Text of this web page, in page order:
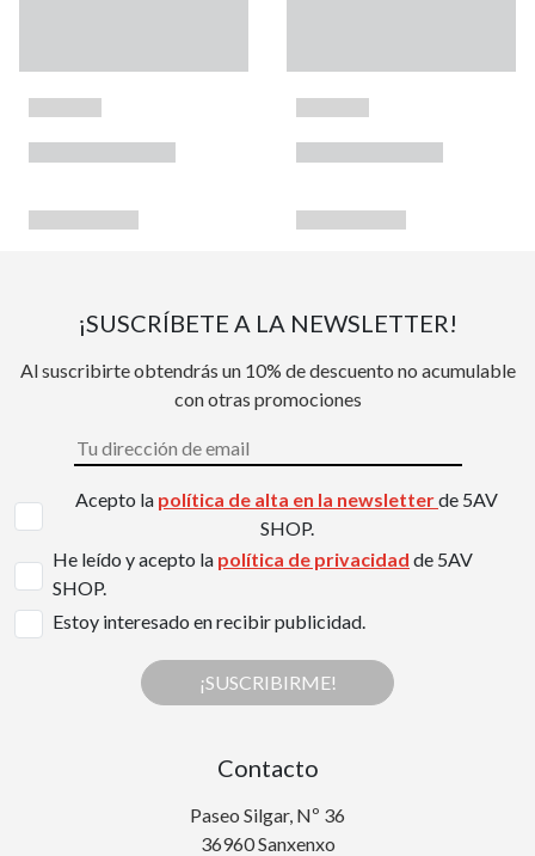
¡SUSCRÍBETE A LA NEWSLETTER!
Al suscribirte obtendrás un 10% de descuento no acumulable
con otras promociones
Acepto la política de alta en la newsletterde 5AV
SHOP.
He leído y acepto la política de privacidad de 5AV
SHOP.
Estoy interesado en recibir publicidad.
¡SUSCRIBIRME!
Contacto
Paseo Silgar, Nº 36
36960 Sanxenxo